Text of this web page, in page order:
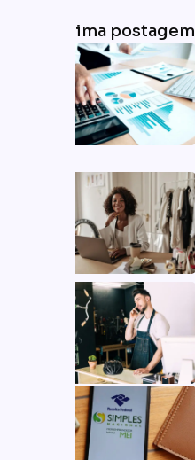
Última postagem